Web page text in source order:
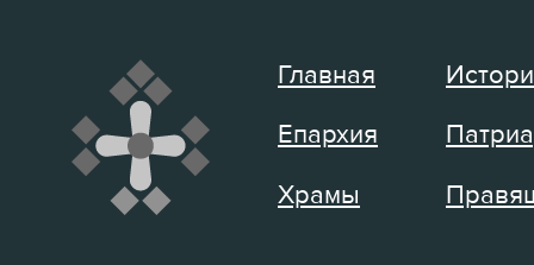
Главная
Епархия
Храмы